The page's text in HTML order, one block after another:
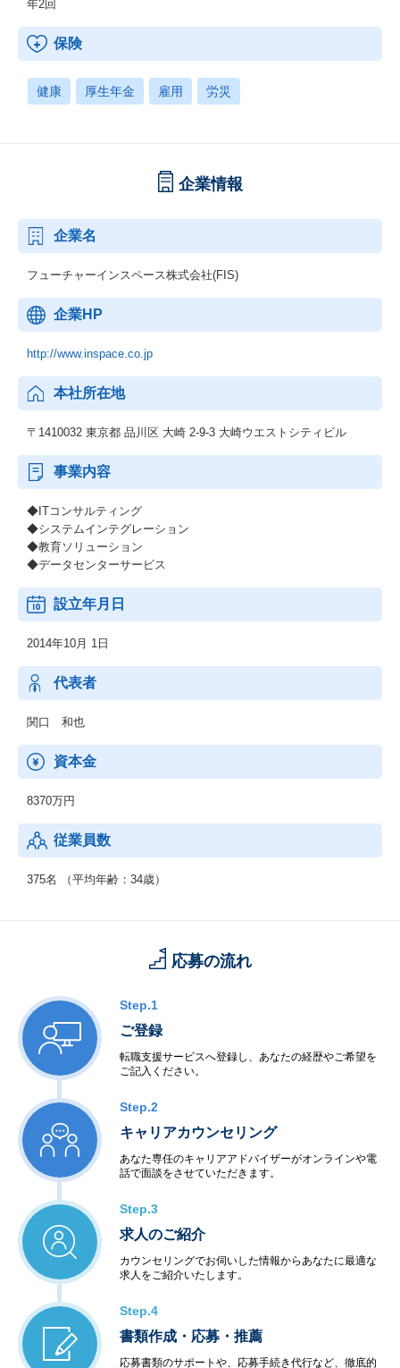
年2回
保険
健康 厚生年金 雇用 労災
企業情報
企業名
フューチャーインスペース株式会社(FIS)
企業HP
http://www.inspace.co.jp
本社所在地
〒1410032 東京都 品川区 大崎 2-9-3 大崎ウエストシティビル
事業内容
◆ITコンサルティング
◆システムインテグレーション
◆教育ソリューション
◆データセンターサービス
設立年月日
2014年10月 1日
代表者
関口 和也
資本金
8370万円
従業員数
375名 （平均年齢：34歳）
応募の流れ
Step.1
ご登録
転職支援サービスへ登録し、あなたの経歴やご希望を
ご記入ください。
Step.2
キャリアカウンセリング
あなた専任のキャリアアドバイザーがオンラインや電
話で面談をさせていただきます。
Step.3
求人のご紹介
カウンセリングでお伺いした情報からあなたに最適な
求人をご紹介いたします。
Step.4
書類作成・応募・推薦
応募書類のサポートや、応募手続き代行など、徹底的